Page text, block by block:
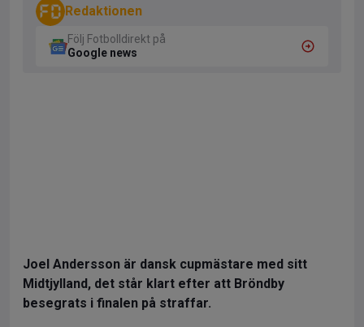
Redaktionen
Följ Fotbolldirekt på
Google news
Joel Andersson är dansk cupmästare med sitt
Midtjylland, det står klart efter att Bröndby
besegrats i finalen på straffar.